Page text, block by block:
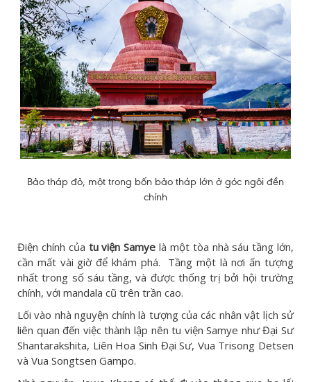
Bảo tháp đỏ, một trong bốn bảo tháp lớn ở góc ngôi đền
chính
Điện chính của tu viện Samye là một tòa nhà sáu tầng lớn,
cần mất vài giờ để khám phá. Tầng một là nơi ấn tượng
nhất trong số sáu tầng, và được thống trị bởi hội trường
chính, với mandala cũ trên trần cao.
Lối vào nhà nguyện chính là tượng của các nhân vật lịch sử
liên quan đến việc thành lập nên tu viện Samye như Đại Sư
Shantarakshita, Liên Hoa Sinh Đại Sư, Vua Trisong Detsen
và Vua Songtsen Gampo.